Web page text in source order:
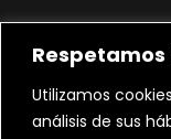
Utilizamos
análisis de sus